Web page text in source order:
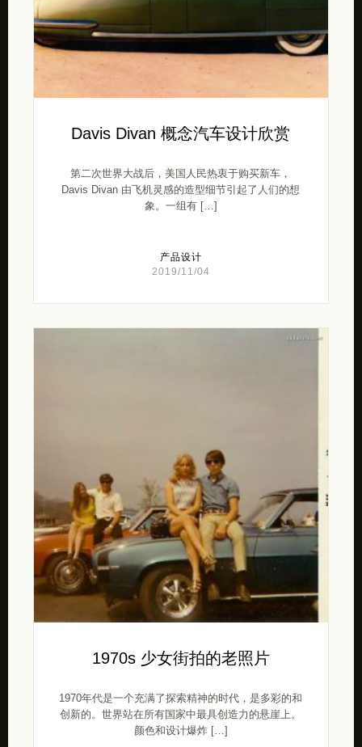
Davis Divan 概念汽车设计欣赏
第二次世界大战后，美国人民热衷于购买新车，
Davis Divan 由飞机灵感的造型细节引起了人们的想
象。一组有 […]
产品设计
2019/11/04
1970s 少女街拍的老照片
1970年代是一个充满了探索精神的时代，是多彩的和
创新的。世界站在所有国家中最具创造力的悬崖上。
颜色和设计爆炸 […]